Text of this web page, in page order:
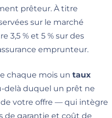
prêteur. À titre
sur le marché
3,5 % et 5 % sur des
emprunteur.
chaque mois un taux
delà duquel un prêt ne
de votre offre — qui intègre
de garantie et coût de